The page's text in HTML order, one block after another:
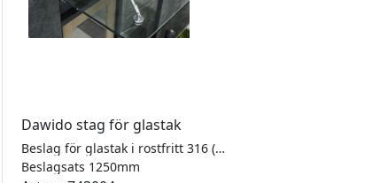
Dawido stag för glastak
Beslag för glastak i rostfritt 316 (V4A). För laminerat säkerhetsglas 17,52 (ingår ej). Innehåller: 1 stag, 1 väggfäste och 1 glasfäste. Åtgång 1 stag per meter.
Beslagsats 1250mm